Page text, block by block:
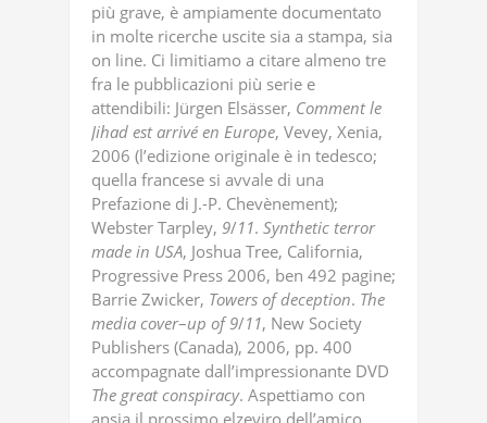
più grave, è ampiamente documentato
in molte ricerche uscite sia a stampa, sia
on line. Ci limitiamo a citare almeno tre
fra le pubblicazioni più serie e
attendibili: Jürgen Elsässer, Comment le
Jihad est arrivé en Europe, Vevey, Xenia,
2006 (l’edizione originale è in tedesco;
quella francese si avvale di una
Prefazione di J.-P. Chevènement);
Webster Tarpley, 9/11. Synthetic terror
made in USA, Joshua Tree, California,
Progressive Press 2006, ben 492 pagine;
Barrie Zwicker, Towers of deception. The
media cover–up of 9/11, New Society
Publishers (Canada), 2006, pp. 400
accompagnate dall’impressionante DVD
The great conspiracy. Aspettiamo con
ansia il prossimo elzeviro dell’amico